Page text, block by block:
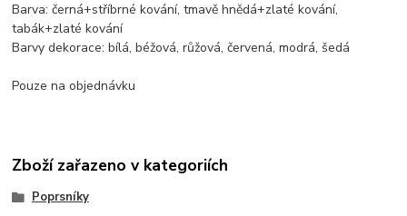
Barva: černá+stříbrné kování, tmavě hnědá+zlaté kování,
tabák+zlaté kování
Barvy dekorace: bílá, béžová, růžová, červená, modrá, šedá
Pouze na objednávku
Zboží zařazeno v kategoriích
Poprsníky